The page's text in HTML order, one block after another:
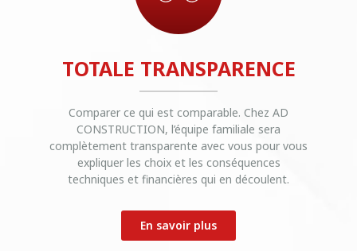
TOTALE TRANSPARENCE
Comparer ce qui est comparable. Chez AD
CONSTRUCTION, l’équipe familiale sera
complètement transparente avec vous pour vous
expliquer les choix et les conséquences
techniques et financières qui en découlent.
En savoir plus